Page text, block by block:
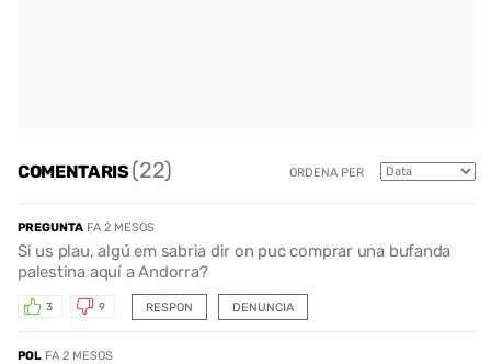
COMENTARIS(22) ORDENA PER
PREGUNTA FA 2 MESOS
Si us plau, algú em sabria dir on puc comprar una bufanda
palestina aquí a Andorra?
RESPON
3 9 DENUNCIA
POL FA 2 MESOS